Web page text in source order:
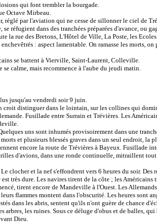
qui font trembler la bourgade.
Octave Mirbeau.
par l'aviation qui ne cesse de sillonner le ciel de
réfugient dans des tranchées préparées d'avance, ou
la rue des Bretons, L'Hôtel de Ville, La Poste, les
: aspect lamentable. On ramasse les morts, on
se battent à Vierville, Saint-Laurent, Colleville.
calme, mais recommence à l'aube du jeudi matin.
jusqu'au vendredi soir 9 juin.
croit distinguer dans le lointain, sur les collines qui
Fusillade entre Surrain et Trévières. Les
uns sont inhumés provisoirement dans une
et plusieurs blessés graves dans un seul endroit, la
encore la route de Trévières à Bayeux. Fusillade
d'avions, dans une ronde continuelle, mitraillent
clocher et la nef s'effondrent vers 6 heures du soir. Des
très dure. Les navires tirent de la côte ; les
tirent encore de Mandeville à l'Ouest. Les
flammes montent dans l'obscurité. Les heures sont
dans les abris, sentent qu'ils n'ont guère de chance
arbres, les ruines. Sous ce déluge d'obus et de balles,
Dieu.